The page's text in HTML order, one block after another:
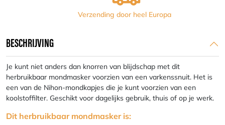
Verzending door heel Europa
BESCHRIJVING
Je kunt niet anders dan knorren van blijdschap met dit
herbruikbaar mondmasker voorzien van een varkenssnuit. Het is
een van de Nihon-mondkapjes die je kunt voorzien van een
koolstoffilter. Geschikt voor dagelijks gebruik, thuis of op je werk.
Dit herbruikbaar mondmasker is: